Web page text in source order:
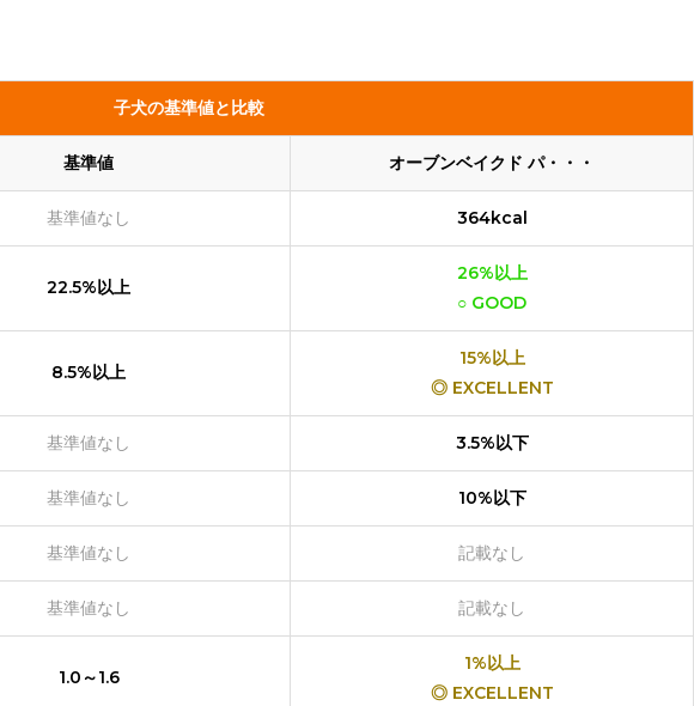
子犬の基準値と比較
基準値 オーブンベイクド パ・・・
基準値なし 364kcal
22.5%以上
26%以上
○ GOOD
8.5%以上
15%以上
◎ EXCELLENT
基準値なし 3.5%以下
基準値なし 10%以下
基準値なし 記載なし
基準値なし 記載なし
1.0～1.6
1%以上
◎ EXCELLENT